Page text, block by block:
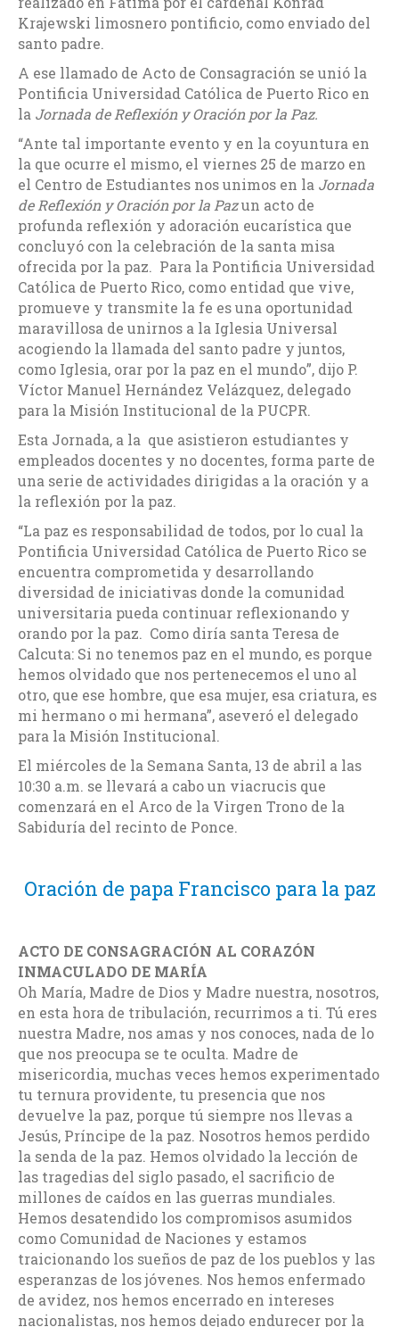
Krajewski limosnero pontificio, como enviado del
santo padre.
A ese llamado de Acto de Consagración se unió la
Pontificia Universidad Católica de Puerto Rico en
la Jornada de Reflexión y Oración por la Paz.
“Ante tal importante evento y en la coyuntura en
la que ocurre el mismo, el viernes 25 de marzo en
el Centro de Estudiantes nos unimos en la Jornada
de Reflexión y Oración por la Pazun acto de
profunda reflexión y adoración eucarística que
concluyó con la celebración de la santa misa
ofrecida por la paz. Para la Pontificia Universidad
Católica de Puerto Rico, como entidad que vive,
promueve y transmite la fe es una oportunidad
maravillosa de unirnos a la Iglesia Universal
acogiendo la llamada del santo padre y juntos,
como Iglesia, orar por la paz en el mundo”, dijo P.
Víctor Manuel Hernández Velázquez, delegado
para la Misión Institucional de la PUCPR.
Esta Jornada, a la que asistieron estudiantes y
empleados docentes y no docentes, forma parte de
una serie de actividades dirigidas a la oración y a
la reflexión por la paz.
“La paz es responsabilidad de todos, por lo cual la
Pontificia Universidad Católica de Puerto Rico se
encuentra comprometida y desarrollando
diversidad de iniciativas donde la comunidad
universitaria pueda continuar reflexionando y
orando por la paz. Como diría santa Teresa de
Calcuta: Si no tenemos paz en el mundo, es porque
hemos olvidado que nos pertenecemos el uno al
otro, que ese hombre, que esa mujer, esa criatura, es
mi hermano o mi hermana”, aseveró el delegado
para la Misión Institucional.
El miércoles de la Semana Santa, 13 de abril a las
10:30 a.m. se llevará a cabo un viacrucis que
comenzará en el Arco de la Virgen Trono de la
Sabiduría del recinto de Ponce.
Oración de papa Francisco para la paz
ACTO DE CONSAGRACIÓN AL CORAZÓN
INMACULADO DE MARÍA
Oh María, Madre de Dios y Madre nuestra, nosotros,
en esta hora de tribulación, recurrimos a ti. Tú eres
nuestra Madre, nos amas y nos conoces, nada de lo
que nos preocupa se te oculta. Madre de
misericordia, muchas veces hemos experimentado
tu ternura providente, tu presencia que nos
devuelve la paz, porque tú siempre nos llevas a
Jesús, Príncipe de la paz. Nosotros hemos perdido
la senda de la paz. Hemos olvidado la lección de
las tragedias del siglo pasado, el sacrificio de
millones de caídos en las guerras mundiales.
Hemos desatendido los compromisos asumidos
como Comunidad de Naciones y estamos
traicionando los sueños de paz de los pueblos y las
esperanzas de los jóvenes. Nos hemos enfermado
de avidez, nos hemos encerrado en intereses
nacionalistas, nos hemos dejado endurecer por la